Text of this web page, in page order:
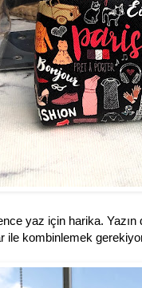
yaz için harika.
ile kombinlemek